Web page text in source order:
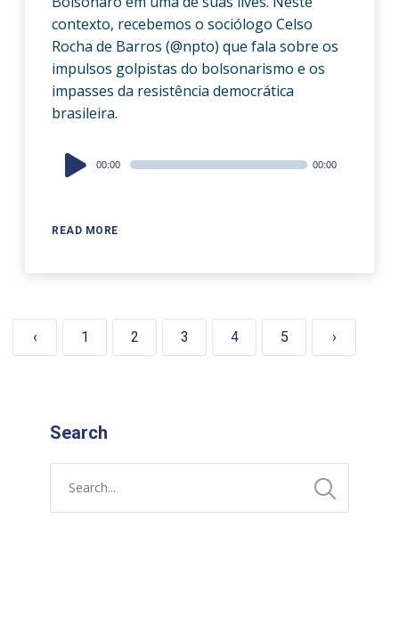
contexto, recebemos o sociólogo Celso
Rocha de Barros (@npto) que fala sobre os
impulsos golpistas do bolsonarismo e os
impasses da resistência democrática
brasileira.
READ MORE
Audio
Player
00:00 00:00
‹ 1 2 3 4 5 ›
Search